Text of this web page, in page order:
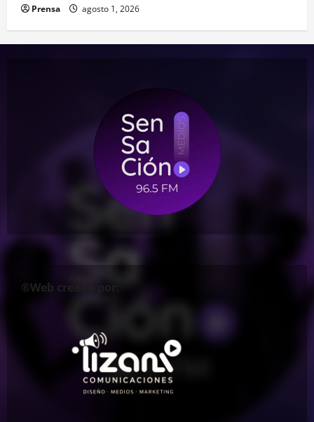
Prensa agosto 1, 2026
®Web creada por: